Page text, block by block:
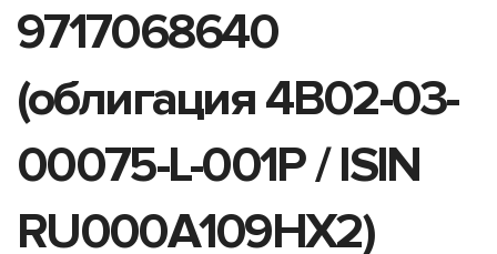
9717068640
(облигация 4B02-03-
00075-L-001P / ISIN
RU000A109HX2)